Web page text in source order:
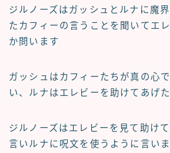
ジルノーズはガッシュとルナに魔
たカフィーの言うことを聞いてエ
か問います
ガッシュはカフィーたちが真の心
い、ルナはエレビーを助けてあげ
ジルノーズはエレビーを見て助け
言いルナに呪文を使うように言い